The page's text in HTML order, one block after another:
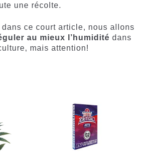
une récolte.
dans ce court article, nous allons
au mieux l’humidité dans
mais attention!